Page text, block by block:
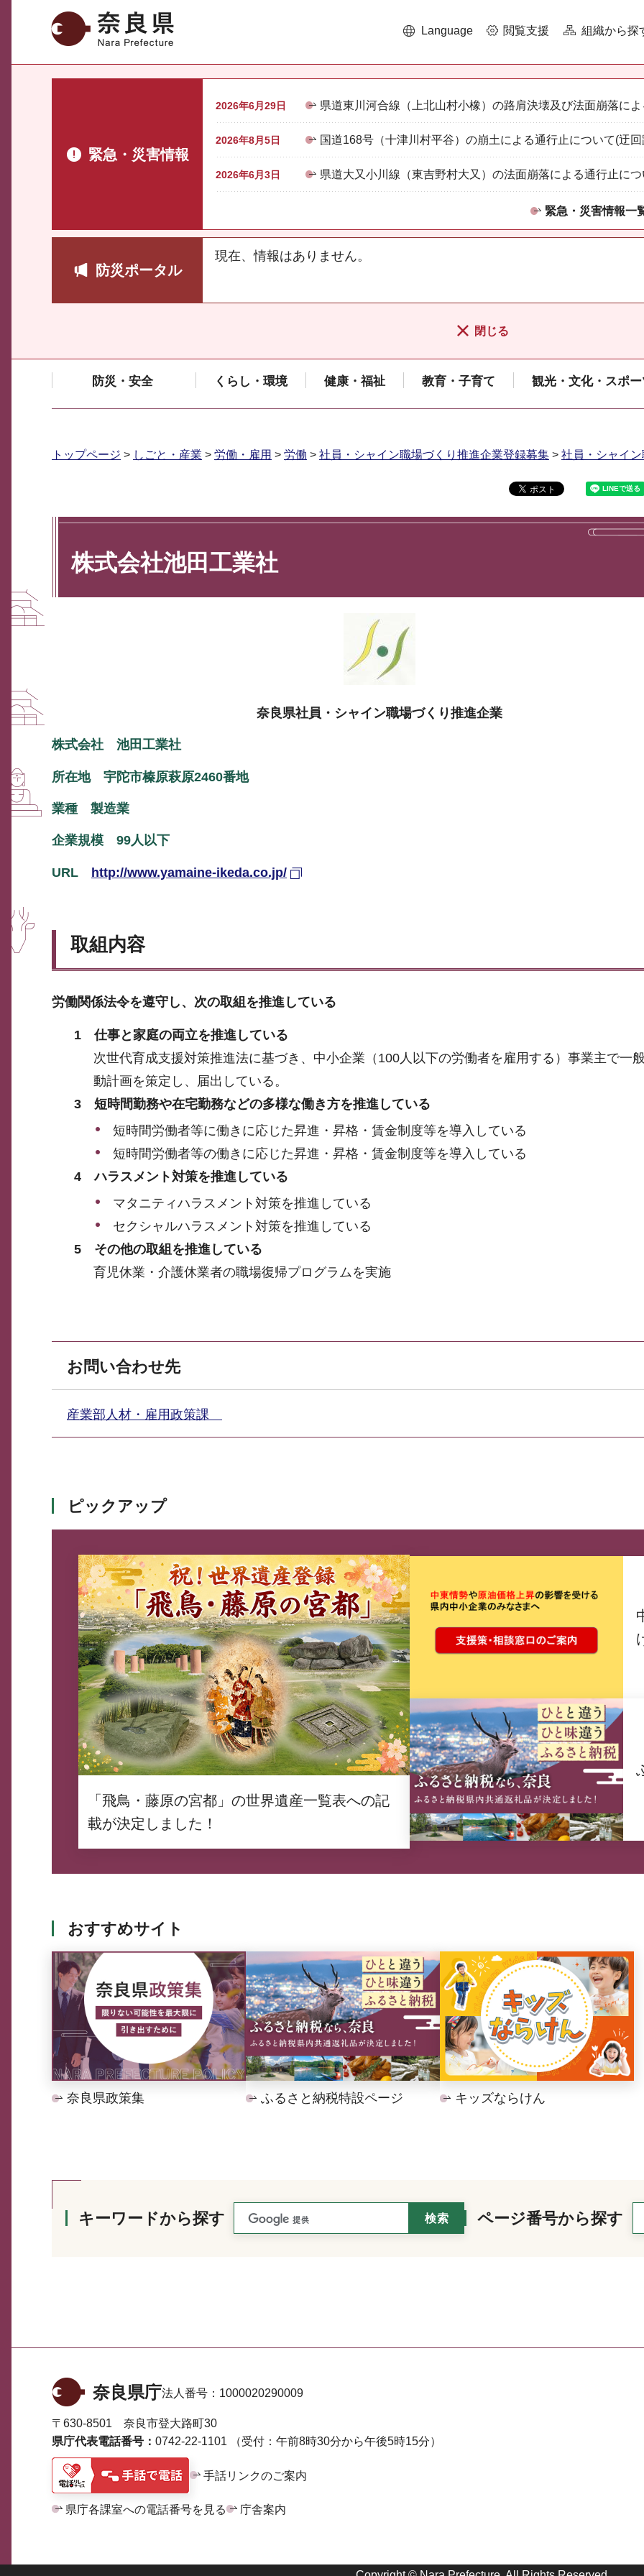
奈良県 Language 閲覧支援 組織から探
緊急・災害情報
2026年6月29日 県道東川河合線（上北山村小橡）の路肩決壊及び法面崩落に
2026年8月5日 国道168号（十津川村平谷）の崩土による通行止について(迂
2026年6月3日 県道大又小川線（東吉野村大又）の法面崩落による通行止につ
緊急・災害情報一
防災ポータル
現在、情報はありません。
閉じる
防災・安全 くらし・環境 健康・福祉 教育・子育て 観光・文化・スポー
トップページ > しごと・産業 > 労働・雇用 > 労働 > 社員・シャイン職場づくり推進企業登録募集 > 社員・シャイ
株式会社池田工業社
奈良県社員・シャイン職場づくり推進企業
株式会社 池田工業社
所在地 宇陀市榛原萩原2460番地
業種 製造業
企業規模 99人以下
URL http://www.yamaine-ikeda.co.jp/
取組内容
労働関係法令を遵守し、次の取組を推進している
1 仕事と家庭の両立を推進している
次世代育成支援対策推進法に基づき、中小企業（100人以下の労働者を雇用する）事業主で一
動計画を策定し、届出している。
3 短時間勤務や在宅勤務などの多様な働き方を推進している
短時間労働者等に働きに応じた昇進・昇格・賃金制度等を導入している
短時間労働者等の働きに応じた昇進・昇格・賃金制度等を導入している
4 ハラスメント対策を推進している
マタニティハラスメント対策を推進している
セクシャルハラスメント対策を推進している
5 その他の取組を推進している
育児休業・介護休業者の職場復帰プログラムを実施
お問い合わせ先
産業部人材・雇用政策課
ピックアップ
「飛鳥・藤原の宮都」の世界遺産一覧表への記
載が決定しました！
おすすめサイト
奈良県政策集 ふるさと納税特設ページ キッズならけん
キーワードから探す ページ番号から探す
奈良県庁法人番号： 1000020290009
〒630-8501 奈良市登大路町30
県庁代表電話番号： 0742-22-1101 （受付：午前8時30分から午後5時15分）
手話リンクのご案内
県庁各課室への電話番号を見る 庁舎案内